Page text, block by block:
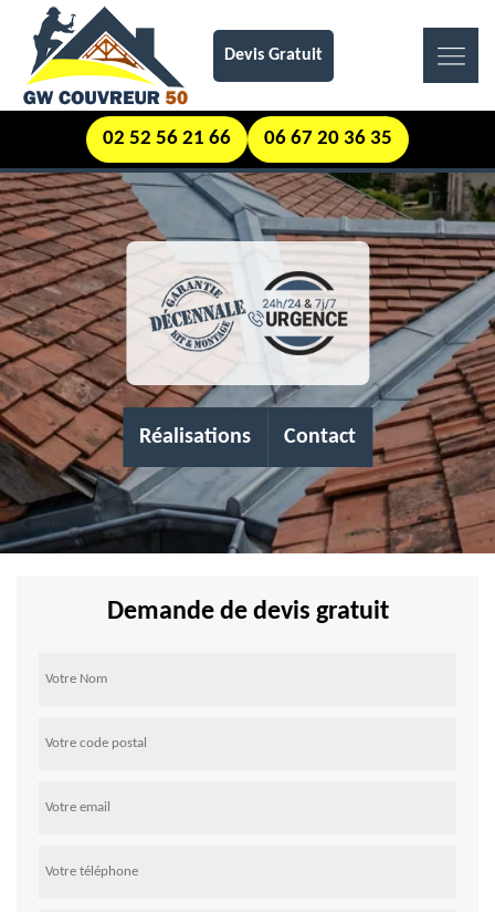
Devis Gratuit
02 52 56 21 66 06 67 20 36 35
Réalisations Contact
Demande de devis gratuit